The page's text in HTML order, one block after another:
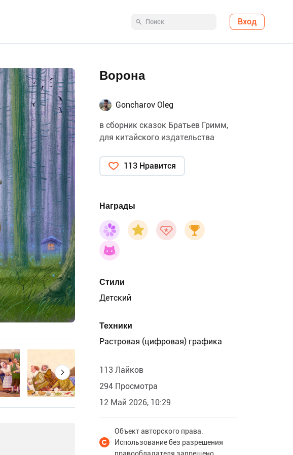
Вход
Ворона
Goncharov Oleg
в сборник сказок Братьев Гримм,
для китайского издательства
113 Нравится
Награды
Стили
Детский
Техники
Растровая (цифровая) графика
113 Лайков
294 Просмотра
12 Май 2026, 10:29
Объект авторского права.
Использование без разрешения